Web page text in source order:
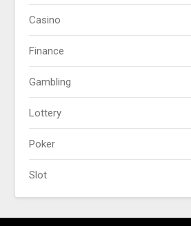
Casino
Finance
Gambling
Lottery
Poker
Slot